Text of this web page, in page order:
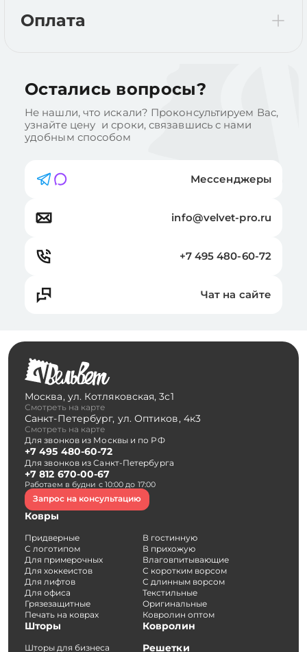
Оплата
Остались вопросы?
Не нашли, что искали? Проконсультируем Вас,
узнайте цену и сроки, связавшись с нами
удобным способом
Мессенджеры
info@velvet-pro.ru
+7 495 480-60-72
Чат на сайте
Москва, ул. Котляковская, 3с1
Смотреть на карте
Санкт-Петербург, ул. Оптиков, 4к3
Смотреть на карте
Для звонков из Москвы и по РФ
+7 495 480-60-72
Для звонков из Санкт-Петербурга
+7 812 670-00-67
Работаем в будни с 10:00 до 17:00
Запрос на консультацию
Ковры
Придверные
С логотипом
Для примерочных
Для хоккеистов
Для лифтов
Для офиса
Грязезащитные
Печать на коврах
В гостинную
В прихожую
Влаговпитывающие
С коротким ворсом
С длинным ворсом
Текстильные
Оригинальные
Ковролин оптом
Шторы
Шторы для бизнеса
Ковролин
Решетки